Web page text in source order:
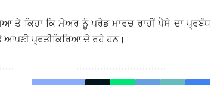
ਕਿਹਾ ਕਿ ਮੇਅਰ ਨੂੰ ਪਰੇਡ ਮਾਰਚ ਰਾਹੀਂ ਪੈਸੇ ਦਾ ਪ੍ਰਬੰਧ
ਆਪਣੀ ਪ੍ਰਤੀਕਿਰਿਆ ਦੇ ਰਹੇ ਹਨ।